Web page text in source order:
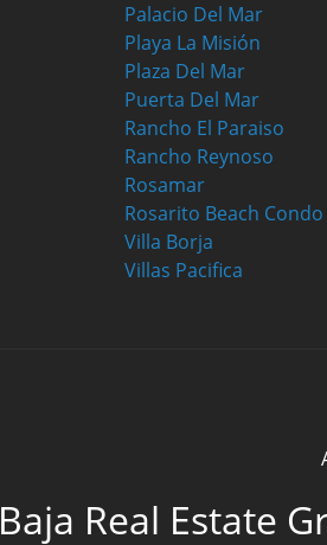
Palacio Del Mar
Playa La Misión
Plaza Del Mar
Puerta Del Mar
Rancho El Paraiso
Rancho Reynoso
Rosamar
Rosarito Beach
Villa Borja
Villas Pacifica
Baja Real Estate